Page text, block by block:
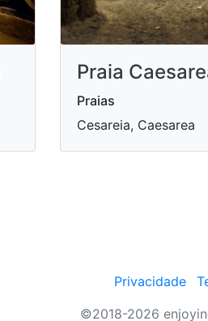
Praia
Praias
Cesareia, Caesarea
Privacidade
©2018-2026